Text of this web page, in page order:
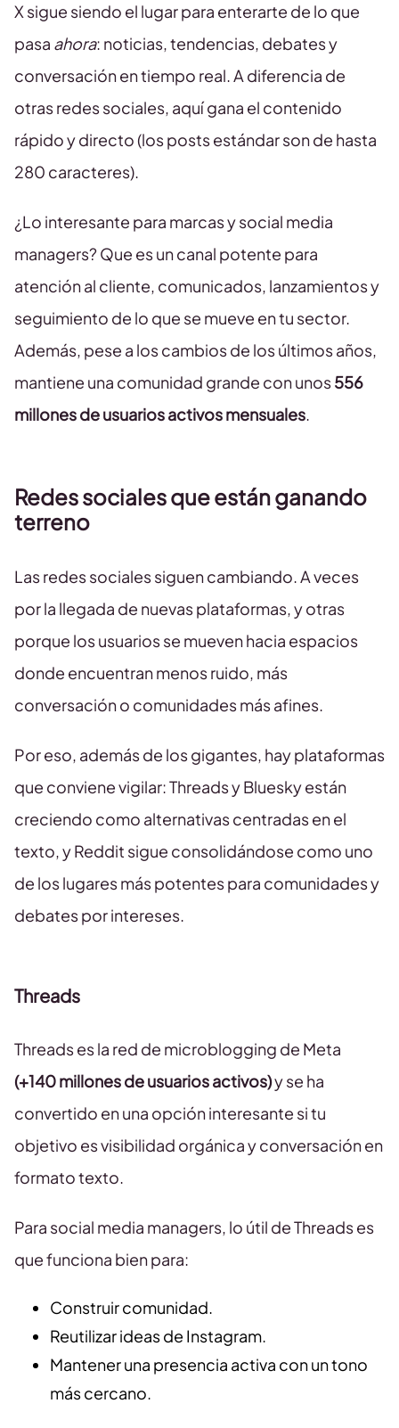
X sigue siendo el lugar para enterarte de lo que
pasa ahora: noticias, tendencias, debates y
conversación en tiempo real. A diferencia de
otras redes sociales, aquí gana el contenido
rápido y directo (los posts estándar son de hasta
280 caracteres).
¿Lo interesante para marcas y social media
managers? Que es un canal potente para
atención al cliente, comunicados, lanzamientos y
seguimiento de lo que se mueve en tu sector.
Además, pese a los cambios de los últimos años,
mantiene una comunidad grande con unos556
millones de usuarios activos mensuales.
Redes sociales que están ganando
terreno
Las redes sociales siguen cambiando. A veces
por la llegada de nuevas plataformas, y otras
porque los usuarios se mueven hacia espacios
donde encuentran menos ruido, más
conversación o comunidades más afines.
Por eso, además de los gigantes, hay plataformas
que conviene vigilar: Threads y Bluesky están
creciendo como alternativas centradas en el
texto, y Reddit sigue consolidándose como uno
de los lugares más potentes para comunidades y
debates por intereses.
Threads
Threads es la red de microblogging de Meta
(+140 millones de usuarios activos)y se ha
convertido en una opción interesante si tu
objetivo es visibilidad orgánica y conversación en
formato texto.
Para social media managers, lo útil de Threads es
que funciona bien para:
Construir comunidad.
Reutilizar ideas de Instagram.
Mantener una presencia activa con un tono
más cercano.